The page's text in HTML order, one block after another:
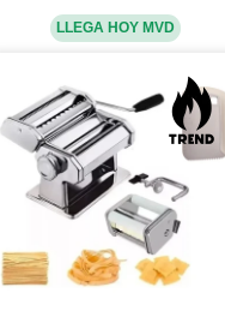
LLEGA HOY MVD